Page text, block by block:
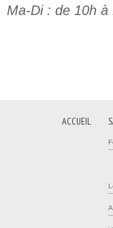
Ma-Di : de 10h à
ACCUEIL